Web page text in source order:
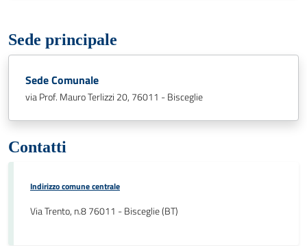
Sede principale
Sede Comunale
via Prof. Mauro Terlizzi 20, 76011 - Bisceglie
Contatti
Indirizzo comune centrale
Via Trento, n.8 76011 - Bisceglie (BT)